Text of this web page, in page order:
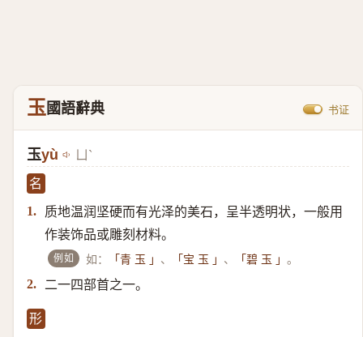
玉國語辭典 书证
玉yù ㄩˋ
名
1.
质地温润坚硬而有光泽的美石，呈半透明状，一般用
作装饰品或雕刻材料。
例如 如： 「青 玉 」 、 「宝 玉 」 、 「碧 玉 」。
2. 二一四部首之一。
形